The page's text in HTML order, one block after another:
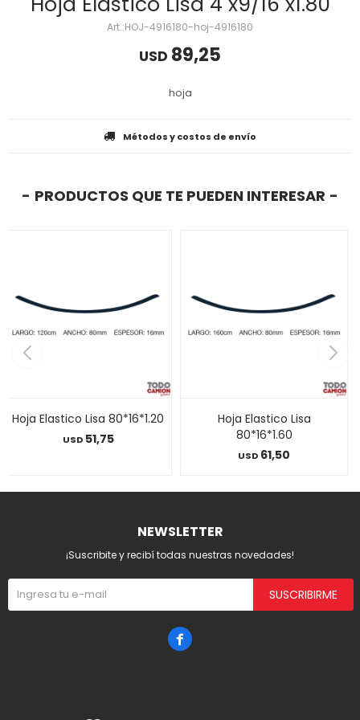
HOJ-4916180-hoj-4916180
USD 89,25
hoja
Métodos y costos de envío
PRODUCTOS QUE TE PUEDEN INTERESAR
Hoja Elastico Lisa 80*16*1.20
USD 51,75
Hoja Elastico Lisa
80*16*1.60
USD 61,50
NEWSLETTER
¡Suscribite y recibí todas nuestras novedades!
SUSCRIBIRME
